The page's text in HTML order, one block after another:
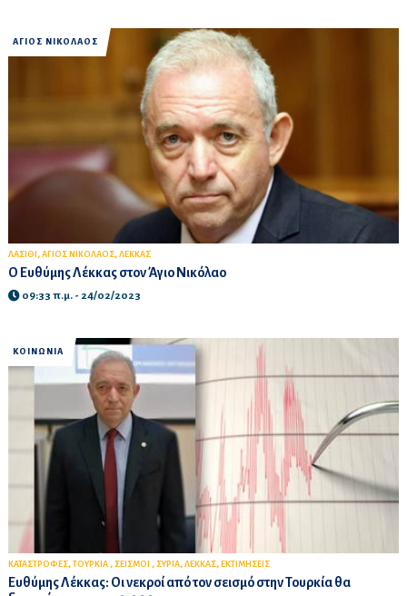
ΑΓΙΟΣ ΝΙΚΟΛΑΟΣ
ΛΑΣΙΘΙ , ΑΓΙΟΣ ΝΙΚΟΛΑΟΣ, ΛΕΚΚΑΣ
Ο Ευθύμης Λέκκας στον Άγιο Νικόλαο
09:33 π.μ. - 24/02/2023
ΚΟΙΝΩΝΙΑ
ΚΑΤΑΣΤΡΟΦΕΣ, ΤΟΥΡΚΙΑ , ΣΕΙΣΜΟΙ , ΣΥΡΙΑ, ΛΕΚΚΑΣ, ΕΚΤΙΜΗΣΕΙΣ
Ευθύμης Λέκκας: Οι νεκροί από τον σεισμό στην Τουρκία θα